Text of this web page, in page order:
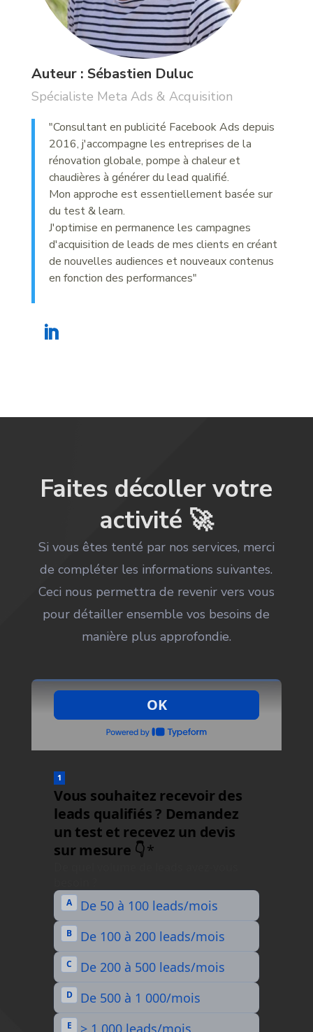
Auteur : Sébastien Duluc
Spécialiste Meta Ads & Acquisition
"Consultant en publicité Facebook Ads depuis
2016, j'accompagne les entreprises de la
rénovation globale, pompe à chaleur et
chaudières à générer du lead qualifié.
Mon approche est essentiellement basée sur
du test & learn.
J'optimise en permanence les campagnes
d'acquisition de leads de mes clients en créant
de nouvelles audiences et nouveaux contenus
en fonction des performances"
Faites décoller votre
activité 🚀
Si vous êtes tenté par nos services, merci
de compléter les informations suivantes.
Ceci nous permettra de revenir vers vous
pour détailler ensemble vos besoins de
manière plus approfondie.